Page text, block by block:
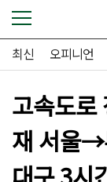
최신 오피니언
고속도
재 서울